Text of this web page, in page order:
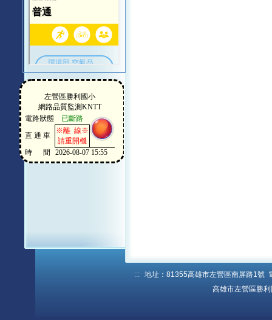
:::
地址：81355高雄市左營區南屏路1號
高雄市左營區勝